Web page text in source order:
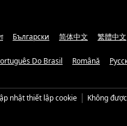
Български 简体中文 繁體中文
Do Brasil Română
nhật thiết lập cookie Không